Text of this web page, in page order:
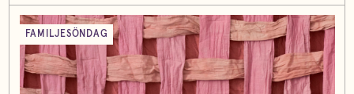
FAMILJESÖNDAG